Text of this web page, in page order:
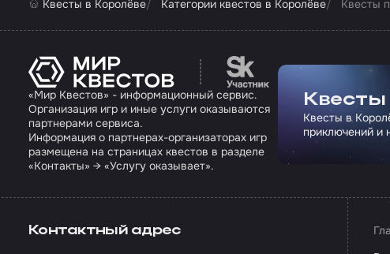
Квесты в Королёве Категории квестов в Королёве Квесты
Перейти на сайт партнера
«Мир Квестов» - информационный сервис.
Организация игр и иные услуги оказываются
партнерами сервиса.
Информация о партнерах-организаторах игр
размещена на страницах квестов в разделе
«Контакты» → «Услугу оказывает».
Квесты
Квесты в
приключений и
Контактный адрес